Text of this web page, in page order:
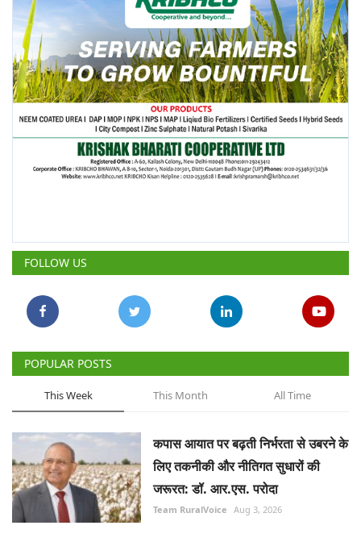
FOLLOW US
POPULAR POSTS
This Week This Month All Time
कपास आयात पर बढ़ती निर्भरता से उबरने के
लिए तकनीकी और नीतिगत सुधारों की
जरूरत: डॉ. आर.एस. परोदा
Team RuralVoice Aug 3, 2026